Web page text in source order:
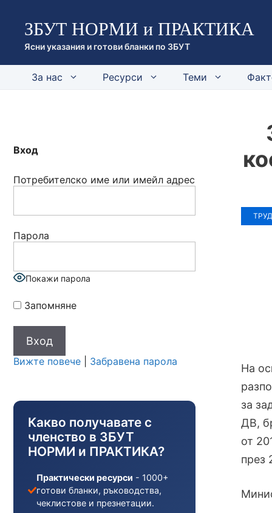
съдържанието
ЗБУТ НОРМИ и ПРАКТИКА
Ясни указания и готови бланки по ЗБУТ
За нас Ресурси Теми
На
за
ДВ,
от
през
Вход
Потребителско име или имейл адрес
Парола
Покажи парола
Запомняне
Вижте повече Забравена парола
Какво получавате с
членство в ЗБУТ
НОРМИ и ПРАКТИКА?
Практически ресурси - 1000+
готови бланки, ръководства,
чеклистове и презнетации.